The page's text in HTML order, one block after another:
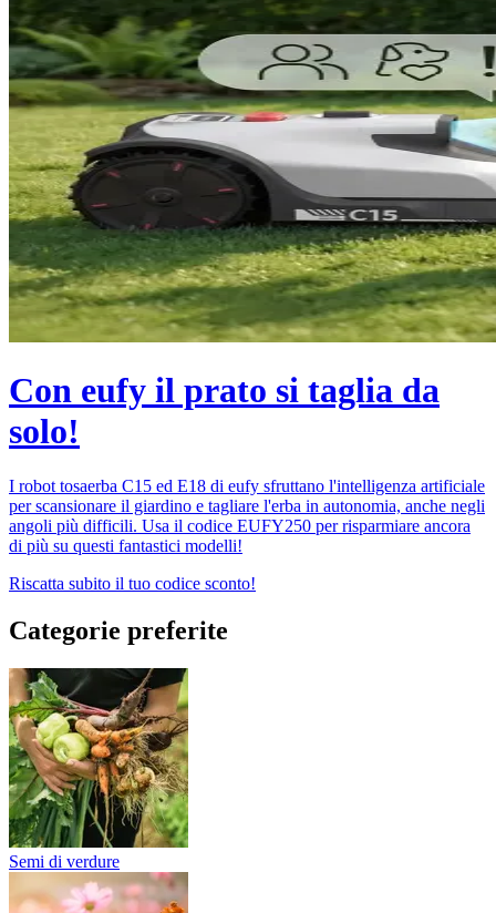
Con eufy il prato si taglia da
solo!
I robot tosaerba C15 ed E18 di eufy sfruttano l'intelligenza artificiale
per scansionare il giardino e tagliare l'erba in autonomia, anche negli
angoli più difficili. Usa il codice EUFY250 per risparmiare ancora
di più su questi fantastici modelli!
Riscatta subito il tuo codice sconto!
Categorie preferite
Semi di verdure